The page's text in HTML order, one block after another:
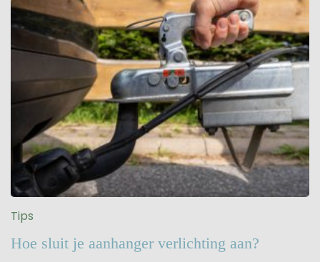
Tips
Hoe sluit je aanhanger verlichting aan?